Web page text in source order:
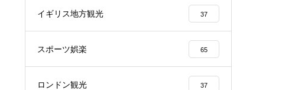
イギリス地方観光 37
スポーツ娯楽 65
ロンドン観光 37